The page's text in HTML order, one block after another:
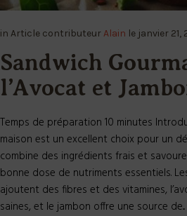
in Article contributeurAlain le janvier 21,
Sandwich
l’Avocat et
Temps de préparation 10 minutes
maison est un excellent choix pour un
combine des ingrédients frais et
bonne dose de nutriments essentiels.
ajoutent des fibres et des vitamines,
saines, et le jambon offre une source de...